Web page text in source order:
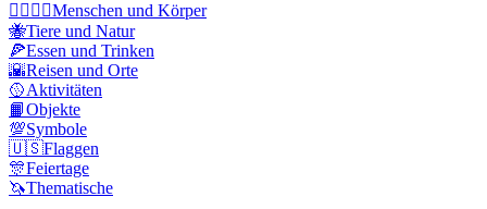
👩‍❤️‍💋‍👨Menschen und Körper
🐝Tiere und Natur
🍕Essen und Trinken
🌇Reisen und Orte
🥎Aktivitäten
📙Objekte
💯Symbole
🇺🇸Flaggen
🎊Feiertage
🦄Thematische